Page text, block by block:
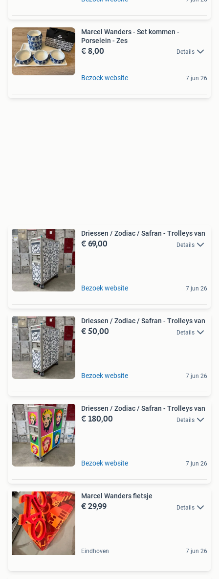
Marcel Wanders - Set kommen -
Porselein - Zes
€ 8,00 Details
Bezoek website 7 jun 26
Driessen / Zodiac / Safran - Trolleys van
€ 69,00 Details
Bezoek website 7 jun 26
Driessen / Zodiac / Safran - Trolleys van
€ 50,00 Details
Bezoek website 7 jun 26
Driessen / Zodiac / Safran - Trolleys van
€ 180,00 Details
Bezoek website 7 jun 26
Marcel Wanders fietsje
€ 29,99 Details
Eindhoven 7 jun 26